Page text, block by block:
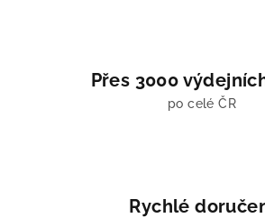
Přes 3000
po celé ČR
Rychlé